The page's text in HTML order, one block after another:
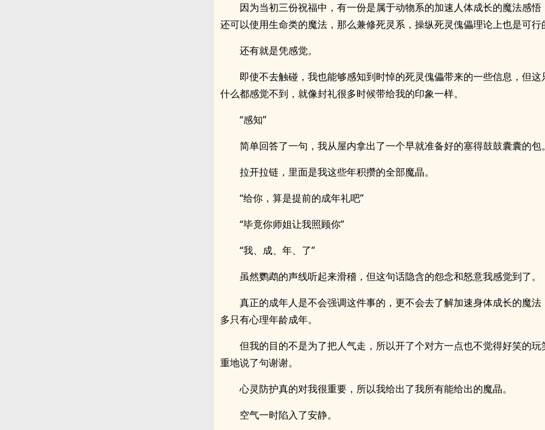
因为当初三份祝福中，有一份是属于动物系的加速人体成长的魔法感悟
还可以使用生命类的魔法，那么兼修死灵系，操纵死灵傀儡理论上也是可行
还有就是凭感觉。
即使不去触碰，我也能够感知到时悼的死灵傀儡带来的一些信息，但这
什么都感觉不到，就像封礼很多时候带给我的印象一样。
“感知”
简单回答了一句，我从屋内拿出了一个早就准备好的塞得鼓鼓囊囊的包。
拉开拉链，里面是我这些年积攒的全部魔晶。
“给你，算是提前的成年礼吧”
“毕竟你师姐让我照顾你”
“我、成、年、了”
虽然鹦鹉的声线听起来滑稽，但这句话隐含的怨念和怒意我感觉到了。
真正的成年人是不会强调这件事的，更不会去了解加速身体成长的魔法
多只有心理年龄成年。
但我的目的不是为了把人气走，所以开了个对方一点也不觉得好笑的玩
重地说了句谢谢。
心灵防护真的对我很重要，所以我给出了我所有能给出的魔晶。
空气一时陷入了安静。